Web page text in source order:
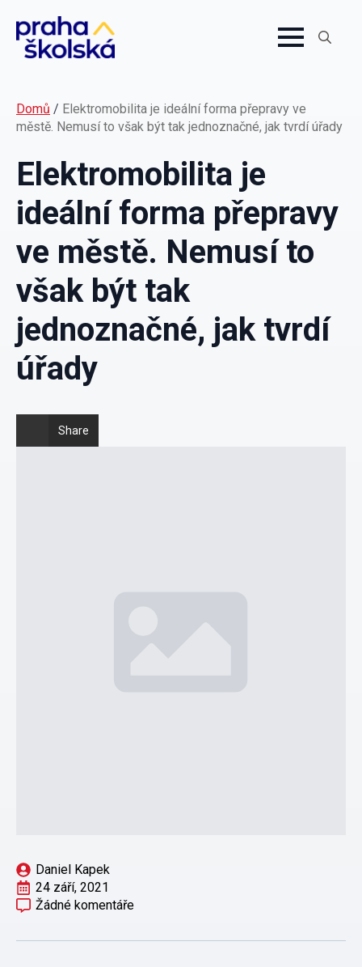
Domů / Elektromobilita je ideální forma přepravy ve
městě. Nemusí to však být tak jednoznačné, jak tvrdí úřady
Elektromobilita je
ideální forma přepravy
ve městě. Nemusí to
však být tak
jednoznačné, jak tvrdí
úřady
Share
Daniel Kapek
24 září, 2021
Žádné komentáře